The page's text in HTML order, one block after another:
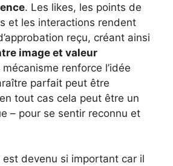
. Les likes, les points de
et les interactions rendent
reçu, créant ainsi
image et valeur
mécanisme renforce l’idée
parfait peut être
tout cas cela peut être un
– pour se sentir reconnu et
est devenu si important car il